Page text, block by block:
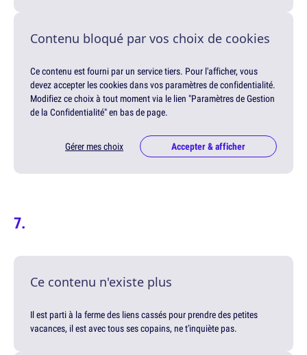
Contenu bloqué par vos choix de cookies
Ce contenu est fourni par un service tiers. Pour l'afficher, vous
devez accepter les cookies dans vos paramètres de confidentialité.
Modifiez ce choix à tout moment via le lien "Paramètres de Gestion
de la Confidentialité" en bas de page.
Gérer mes choix Accepter & afficher
Ce contenu n'existe plus
Il est parti à la ferme des liens cassés pour prendre des petites
vacances, il est avec tous ses copains, ne t'inquiète pas.